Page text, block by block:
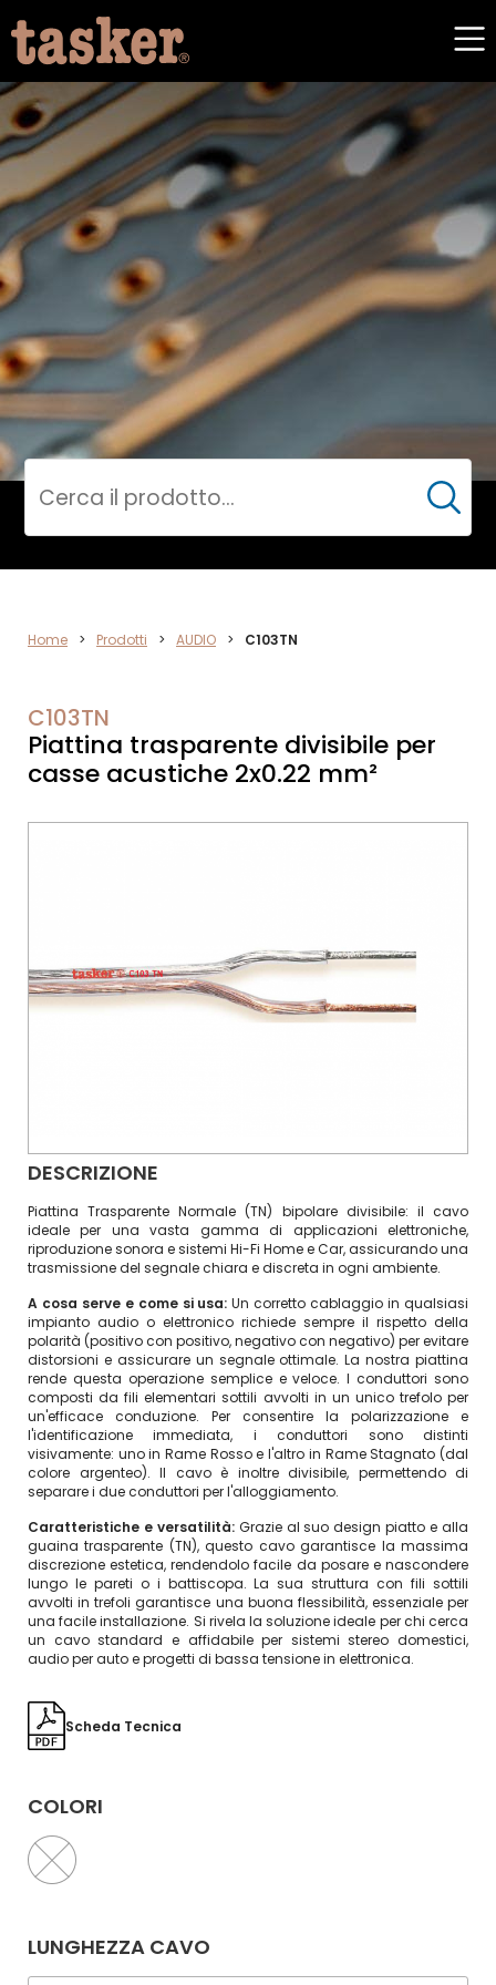
ELETTRONICA
Cerca
Home > Prodotti > AUDIO > C103TN
C103TN
Piattina trasparente divisibile per
casse acustiche 2x0.22 mm²
DESCRIZIONE
Piattina Trasparente Normale (TN) bipolare divisibile: il cavo
ideale per una vasta gamma di applicazioni elettroniche,
riproduzione sonora e sistemi Hi-Fi Home e Car, assicurando una
trasmissione del segnale chiara e discreta in ogni ambiente.
A cosa serve e come si usa: Un corretto cablaggio in qualsiasi
impianto audio o elettronico richiede sempre il rispetto della
polarità (positivo con positivo, negativo con negativo) per evitare
distorsioni e assicurare un segnale ottimale. La nostra piattina
rende questa operazione semplice e veloce. I conduttori sono
composti da fili elementari sottili avvolti in un unico trefolo per
un'efficace conduzione. Per consentire la polarizzazione e
l'identificazione immediata, i conduttori sono distinti
visivamente: uno in Rame Rosso e l'altro in Rame Stagnato (dal
colore argenteo). Il cavo è inoltre divisibile, permettendo di
separare i due conduttori per l'alloggiamento.
Caratteristiche e versatilità: Grazie al suo design piatto e alla
guaina trasparente (TN), questo cavo garantisce la massima
discrezione estetica, rendendolo facile da posare e nascondere
lungo le pareti o i battiscopa. La sua struttura con fili sottili
avvolti in trefoli garantisce una buona flessibilità, essenziale per
una facile installazione. Si rivela la soluzione ideale per chi cerca
un cavo standard e affidabile per sistemi stereo domestici,
audio per auto e progetti di bassa tensione in elettronica.
Scheda Tecnica
COLORI
LUNGHEZZA CAVO